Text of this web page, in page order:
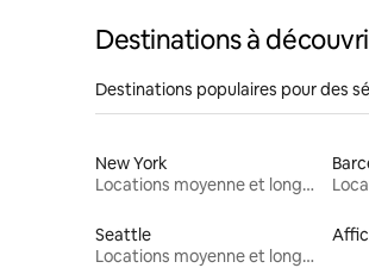
Destinations à
Destinations populaires pour des
New York
Locations moyenne et longue durée
Seattle
Locations moyenne et longue durée